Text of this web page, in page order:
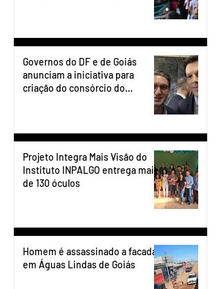
Governos do DF e de Goiás
anunciam a iniciativa para
criação do consórcio do
Projeto Integra Mais Visão do
Instituto INPALGO entrega mais
de 130 óculos
Homem é assassinado a facadas
em Águas Lindas de Goiás